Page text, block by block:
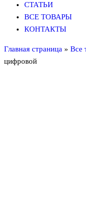
СТАТЬИ
ВСЕ ТОВАРЫ
КОНТАКТЫ
Главная страница » Все
цифровой